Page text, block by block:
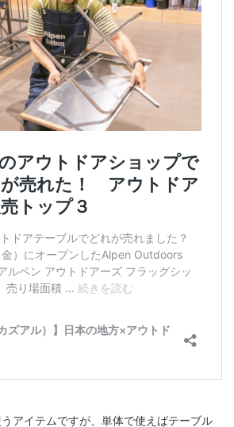
アイテムですが、単体で使えばテーブル